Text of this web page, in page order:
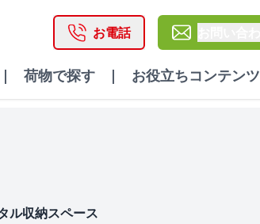
お電話
荷物で探す | お役立ちコンテンツ
ル収納スペース